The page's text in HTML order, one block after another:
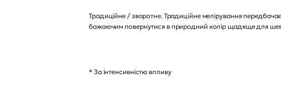
Традиційне / зворотне. Традиційне мелірування
бажаючим повернутися в природний колір щадяще для
* За інтенсивністю впливу